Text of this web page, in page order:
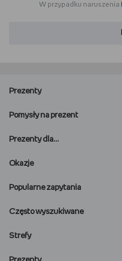
W przypadku naruszenia
Prezenty
Pomysły na prezent
Prezenty dla…
Okazje
Popularne zapytania
Często wyszukiwane
Strefy